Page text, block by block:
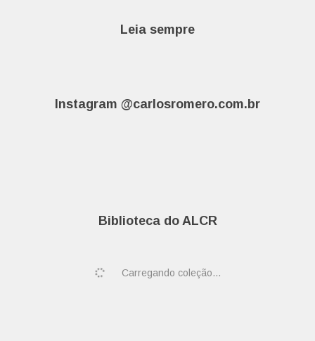
Leia sempre
Instagram @carlosromero.com.br
Biblioteca do ALCR
Carregando coleção...